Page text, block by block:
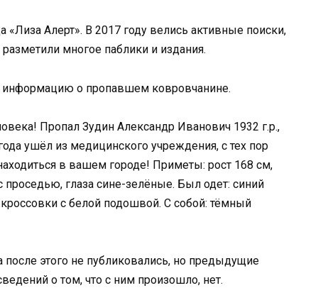
Алерт». В 2017 году велись активные поиски,
многое паблики и издания.
информацию о пропавшем ковровчанине.
Пропал Зудин Александр Иванович 1932 г.р.,
ушёл из медицинского учреждения, с тех пор
в вашем городе! Приметы: рост 168 см,
глаза сине-зелёные. Был одет: синий
с белой подошвой. С собой: тёмный
этого не публиковались, но предыдущие
о том, что с ним произошло, нет.